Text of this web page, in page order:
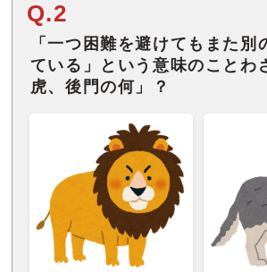
Q.2
「一つ困難を避けてもまた別
ている」という意味のことわ
虎、後門の何」？